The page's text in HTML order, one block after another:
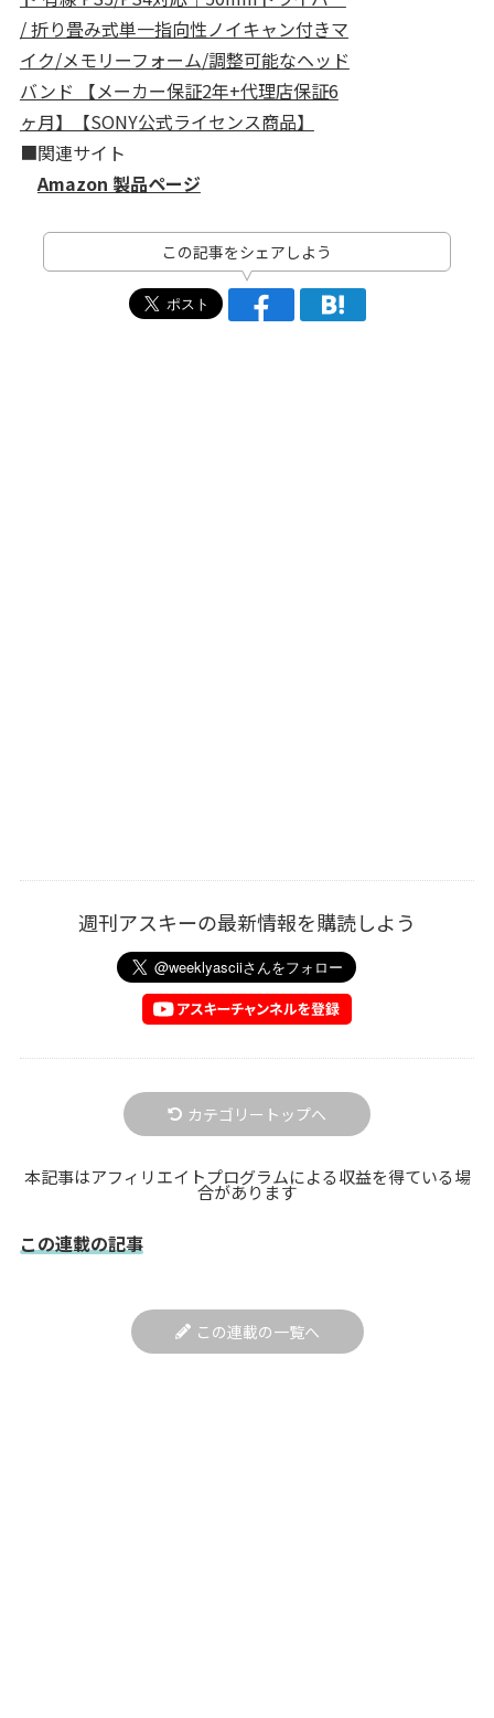
/ 折り畳み式単一指向性ノイキャン付きマ
イク/メモリーフォーム/調整可能なヘッド
バンド 【メーカー保証2年+代理店保証6
ヶ月】【SONY公式ライセンス商品】
■関連サイト
Amazon 製品ページ
この記事をシェアしよう
週刊アスキーの最新情報を購読しよう
カテゴリートップへ
本記事はアフィリエイトプログラムによる収益を得ている場
合があります
この連載の記事
この連載の一覧へ